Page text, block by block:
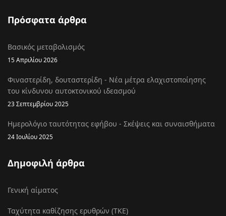
Πρόσφατα άρθρα
Βασικός μεταβολισμός
15 Απριλίου 2026
Φιναστερίδη, δουταστερίδη - Νέα μέτρα ελαχιστοποίησης
του κίνδυνου αυτοκτονικού ιδεασμού
23 Σεπτεμβρίου 2025
Ημερολόγιο ταυτότητας εφήβου - Σκέψεις και συναισθήματα
24 Ιουλίου 2025
Δημοφιλή άρθρα
Γενική αίματος
Ταχύτητα καθίζησης ερυθρών (ΤΚΕ)